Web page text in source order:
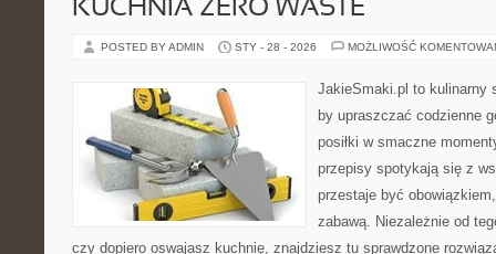
KUCHNIA ZERO WASTE
POSTED BY ADMIN STY - 28 - 2026 MOŻLIWOŚĆ
JakieSmaki.pl to kulinarny
by upraszczać codzienne
posiłki w smaczne
przepisy spotykają się z
przestaje być
zabawą. Niezależnie od
czy dopiero oswajasz kuchnię, znajdziesz tu sprawdzone